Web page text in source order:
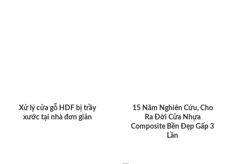
Xử lý cửa gỗ HDF bị trầy
xước tại nhà đơn giản
15 Năm Nghiên Cứu, Cho
Ra Đời Cửa Nhựa
Composite Bền Đẹp Gấp 3
Lần